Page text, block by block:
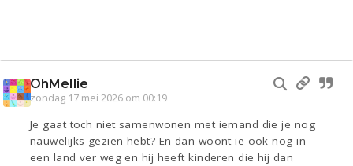
OhMellie
zondag 17 mei 2026 om 00:19
Je gaat toch niet samenwonen met iemand die je nog
nauwelijks gezien hebt? En dan woont ie ook nog in
een land ver weg en hij heeft kinderen die hij dan